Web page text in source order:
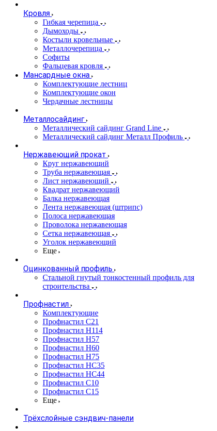
Кровля
Гибкая черепица
Дымоходы
Костыли кровельные
Металлочерепица
Софиты
Фальцевая кровля
Мансардные окна
Комплектующие лестниц
Комплектующие окон
Чердачные лестницы
Металлосайдинг
Металлический сайдинг Grand Line
Металлический сайдинг Металл Профиль
Нержавеющий прокат
Круг нержавеющий
Труба нержавеющая
Лист нержавеющий
Квадрат нержавеющий
Балка нержавеющая
Лента нержавеющая (штрипс)
Полоса нержавеющая
Проволока нержавеющая
Сетка нержавеющая
Уголок нержавеющий
Еще
Оцинкованный профиль
Стальной гнутый тонкостенный профиль для
строительства
Профнастил
Комплектующие
Профнастил C21
Профнастил Н114
Профнастил Н57
Профнастил Н60
Профнастил Н75
Профнастил НС35
Профнастил НС44
Профнастил С10
Профнастил С15
Еще
Трёхслойные сэндвич-панели